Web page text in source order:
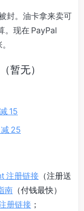
封。油卡拿来卖可
。现在 PayPal
暂无）
15
25
注册链接 （注册送
南 （付钱最快）
册链接 ；